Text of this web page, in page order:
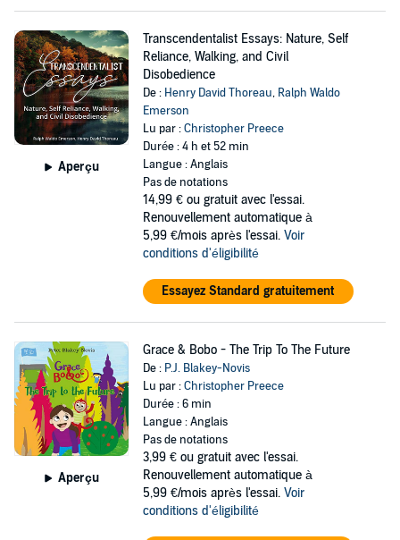
Aperçu
Transcendentalist Essays: Nature, Self
Reliance, Walking, and Civil
Disobedience
De : Henry David Thoreau, Ralph Waldo
Emerson
Lu par :Christopher Preece
Durée : 4 h et 52 min
Langue : Anglais
Pas de notations
14,99 € ou gratuit avec l'essai.
Renouvellement automatique à
5,99 €/mois après l'essai. Voir
conditions d'éligibilité
Essayez Standard gratuitement
Aperçu
Grace & Bobo - The Trip To The Future
De : P.J. Blakey-Novis
Lu par :Christopher Preece
Durée : 6 min
Langue : Anglais
Pas de notations
3,99 € ou gratuit avec l'essai.
Renouvellement automatique à
5,99 €/mois après l'essai. Voir
conditions d'éligibilité